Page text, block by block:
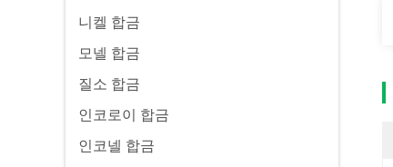
니켈 합금
모넬 합금
질소 합금
인코로이 합금
인코넬 합금